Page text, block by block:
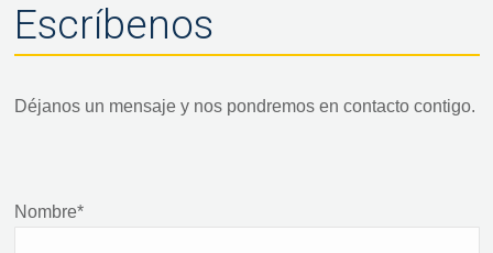
Escríbenos
Déjanos un mensaje y nos pondremos en contacto contigo.
Nombre*